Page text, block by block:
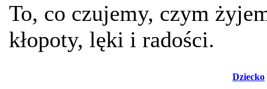
To, co czujemy, czym
kłopoty, lęki i radości.
Dziecko